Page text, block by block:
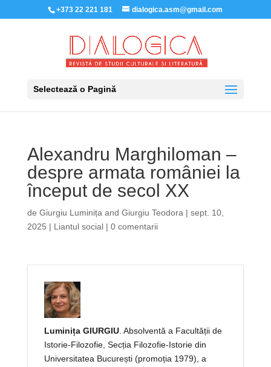
+373 22 221 181 dialogica.asm@gmail.com
Selectează o Pagină
Alexandru Marghiloman –
despre armata româniei la
început de secol XX
de Giurgiu Luminița and Giurgiu Teodora | sept. 10,
2025 | Liantul social| 0 comentarii
Luminița GIURGIU. Absolventă a Facultății de
Istorie-Filozofie, Secția Filozofie-Istorie din
Universitatea București (promoția 1979), a